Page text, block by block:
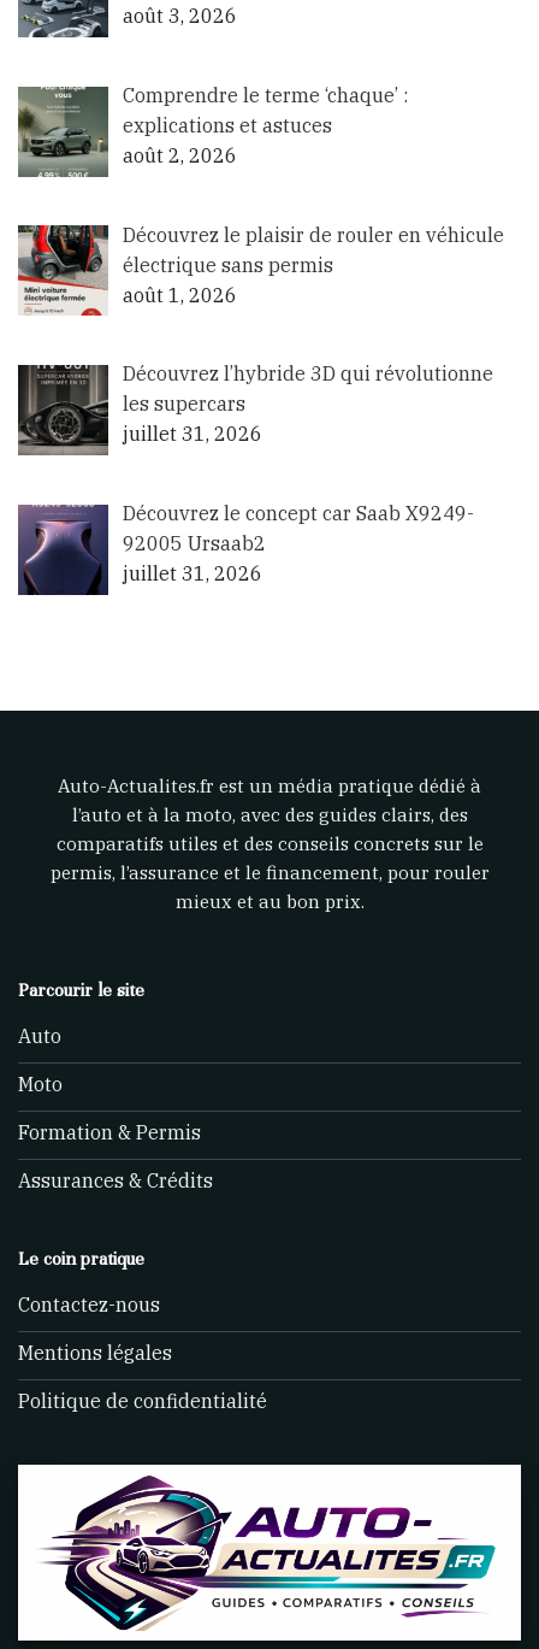
août 3, 2026
Comprendre le terme ‘chaque’ :
explications et astuces
août 2, 2026
Découvrez le plaisir de rouler en véhicule
électrique sans permis
août 1, 2026
Découvrez l’hybride 3D qui révolutionne
les supercars
juillet 31, 2026
Découvrez le concept car Saab X9249-
92005 Ursaab2
juillet 31, 2026
Auto-Actualites.fr est un média pratique dédié à
l’auto et à la moto, avec des guides clairs, des
comparatifs utiles et des conseils concrets sur le
permis, l’assurance et le financement, pour rouler
mieux et au bon prix.
Parcourir le site
Auto
Moto
Formation & Permis
Assurances & Crédits
Le coin pratique
Contactez-nous
Mentions légales
Politique de confidentialité